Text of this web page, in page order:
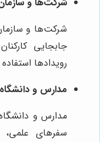
شرکت‌ها و
جابجایی
رویدادها
مدارس و
مدارس و
سفرهای علمی،